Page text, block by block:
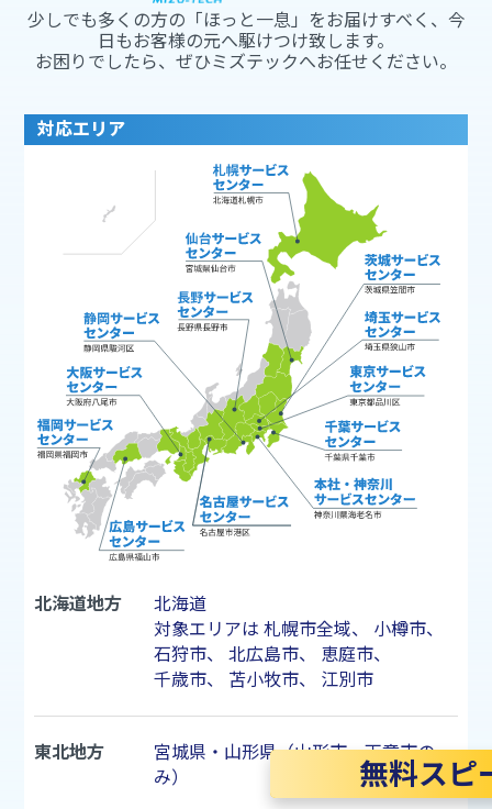
少しでも多くの方の「ほっと一息」をお届けすべく、今
日もお客様の元へ駆けつけ致します。
お困りでしたら、ぜひミズテックへお任せください。
対応エリア
北海道地方
北海道
対象エリアは 札幌市全域、 小樽市、
石狩市、 北広島市、 恵庭市、
千歳市、 苫小牧市、 江別市
東北地方
宮城県・山形県（山形市・天童市の
み）
無料スピ